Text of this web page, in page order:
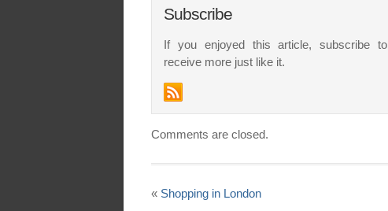
Subscribe
If you enjoyed this article, subscribe to
receive more just like it.
Comments are closed.
« Shopping in London